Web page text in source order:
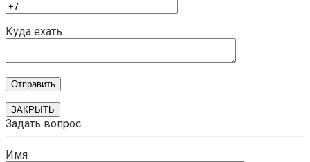
Куда ехать
ЗАКРЫТЬ
Задать вопрос
Имя